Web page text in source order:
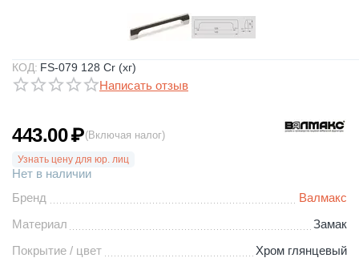
КОД: FS-079 128 Cr (хг)
Написать отзыв
443.00₽(Включая налог)
Узнать цену для юр. лиц
Нет в наличии
Бренд
Валмакс
Материал
Замак
Покрытие / цвет
Хром глянцевый